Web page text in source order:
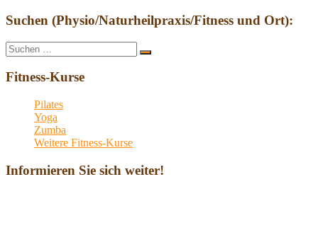
Suchen (Physio/Naturheilpraxis/Fitness und Ort):
Suche
nach:
Suchen
Fitness-Kurse
Pilates
Yoga
Zumba
Weitere Fitness-Kurse
Informieren Sie sich weiter!